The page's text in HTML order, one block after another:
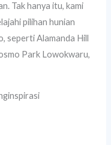
Tak hanya itu, kami
pilihan hunian
seperti Alamanda Hill
Park Lowokwaru,